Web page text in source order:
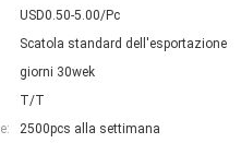
USD0.50-5.00/Pc
Scatola standard dell'esportazione
giorni 30wek
T/T
2500pcs alla settimana